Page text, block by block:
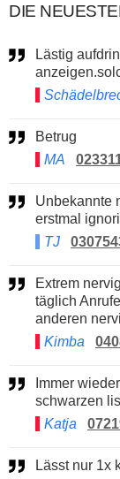
DIE
Lästig aufdringlich,unseriös nummer sperren oder
Betrug
MA
Unbekannte nummer aus berlin. ruft mehrfach an. habe
erstmal
TJ
Extrem nervig...nicht rangehen. Bekomme mehrmals
täglich
anderen
Kimba
schwarzen
Katja
Lässt nur